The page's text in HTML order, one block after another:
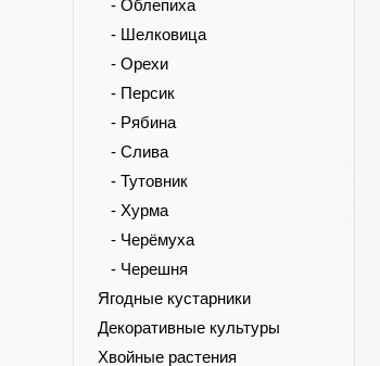
- Облепиха
- Шелковица
- Орехи
- Персик
- Рябина
- Слива
- Тутовник
- Хурма
- Черёмуха
- Черешня
Ягодные кустарники
Декоративные культуры
Хвойные растения